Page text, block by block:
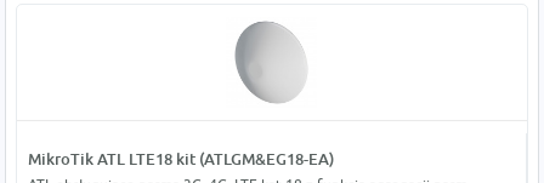
MikroTik ATL LTE18 kit (ATLGM&EG18-EA)